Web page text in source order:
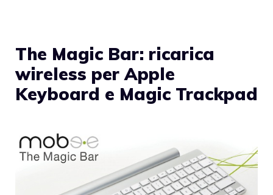
The Magic Bar: ricarica
wireless per Apple
Keyboard e Magic Trackpad